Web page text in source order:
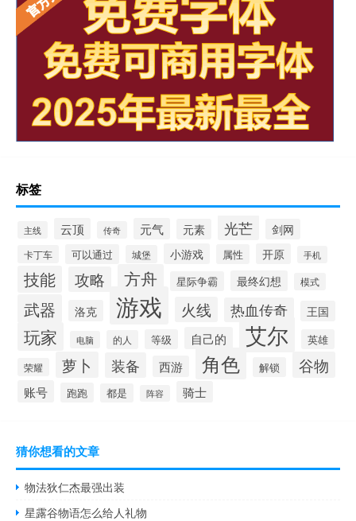
标签
主线 云顶 传奇 元气 元素 光芒 剑网
卡丁车 可以通过 城堡 小游戏 属性 开原 手机
技能 攻略 方舟 星际争霸 最终幻想 模式
武器 洛克 游戏 火线 热血传奇 王国
玩家 电脑 的人 等级 自己的 艾尔 英雄
荣耀 萝卜 装备 西游 角色 解锁 谷物
账号 跑跑 都是 阵容 骑士
猜你想看的文章
物法狄仁杰最强出装
星露谷物语怎么给人礼物